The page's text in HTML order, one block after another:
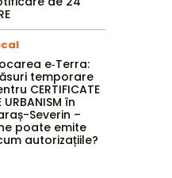
e‑Terra:
temporare
CERTIFICATE
URBANISM în
Severin –
poate emite
autorizațiile?